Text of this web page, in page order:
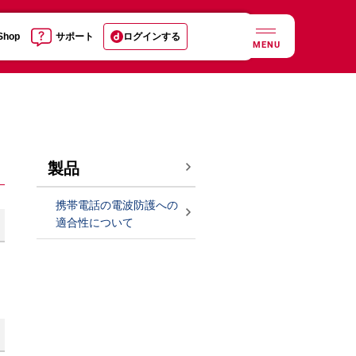
サポート ログインする
MENU
製品
携帯電話の電波防護への
適合性について